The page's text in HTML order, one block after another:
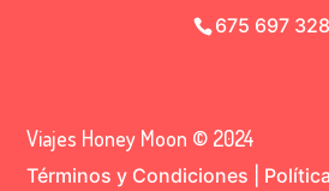
675 697 328
Viajes Honey Moon © 2024
Términos y Condiciones